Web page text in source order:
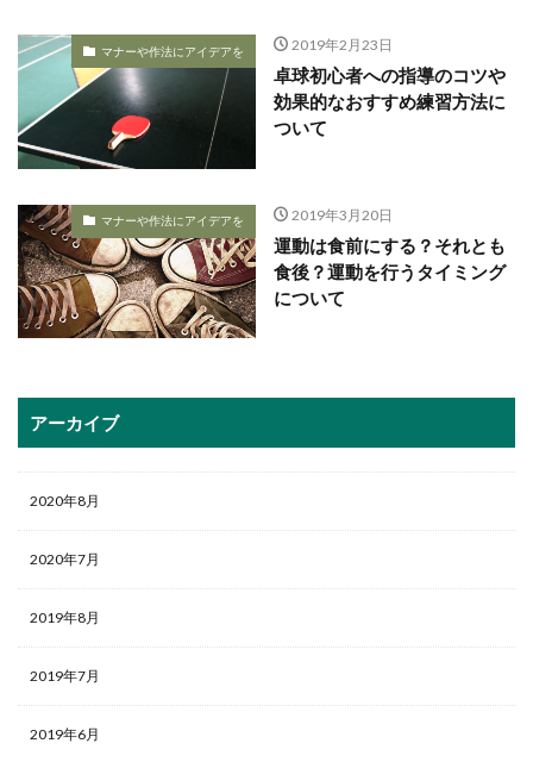
マナーや作法にアイデアを 2019年2月23日
卓球初心者への指導のコツや
効果的なおすすめ練習方法に
ついて
マナーや作法にアイデアを 2019年3月20日
運動は食前にする？それとも
食後？運動を行うタイミング
について
アーカイブ
2020年8月
2020年7月
2019年8月
2019年7月
2019年6月